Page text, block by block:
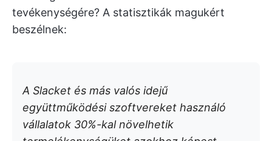
tevékenységére? A statisztikák magukért
beszélnek:
A Slacket és más valós idejű
együttműködési szoftvereket használó
vállalatok 30%-kal növelhetik